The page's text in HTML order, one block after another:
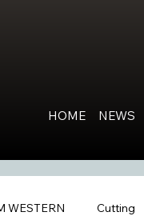
HOME NEWS
WESTERN Cutting